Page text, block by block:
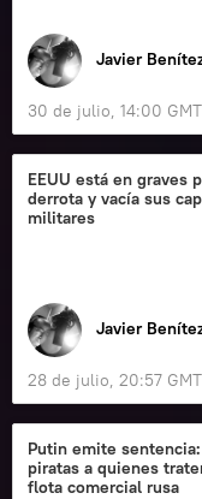
Javier
30 de julio, 14:00 GMT
EEUU está en graves
derrota y vacía sus
militares
Javier
28 de julio, 20:57 GMT
Putin emite
piratas a quienes
flota comercial rusa